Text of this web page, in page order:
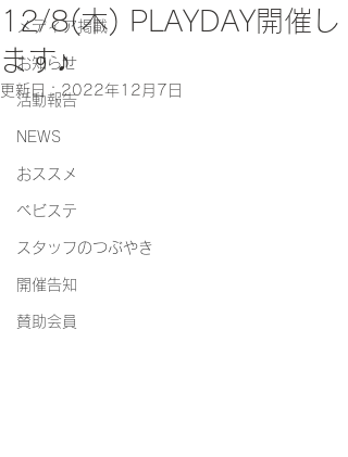
メディア掲載
お知らせ
活動報告
NEWS
おススメ
ベビステ
スタッフのつぶやき
開催告知
賛助会員
12/8(木) PLAYDAY開催し
ます♪
更新日：2022年12月7日